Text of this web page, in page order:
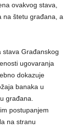
ovakvog stava,
na štetu građana, a
stava Građanskog
ugovaranja
dokazuje
banaka u
građana.
postupanjem
na stranu